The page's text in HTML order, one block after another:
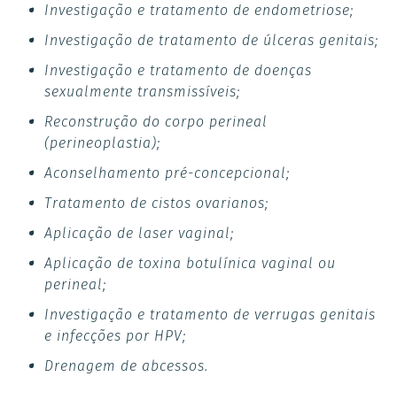
Investigação e tratamento de endometriose;
Investigação de tratamento de úlceras genitais;
Investigação e tratamento de doenças
sexualmente transmissíveis;
Reconstrução do corpo perineal
(perineoplastia);
Aconselhamento pré-concepcional;
Tratamento de cistos ovarianos;
Aplicação de laser vaginal;
Aplicação de toxina botulínica vaginal ou
perineal;
Investigação e tratamento de verrugas genitais
e infecções por HPV;
Drenagem de abcessos.